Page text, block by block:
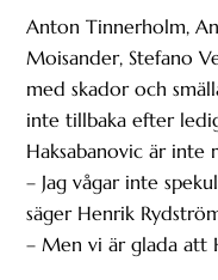
Anton Tinnerholm,
Moisander, Stefano
med skador och
inte tillbaka efter
Haksabanovic är inte
– Jag vågar inte
säger Henrik
– Men vi är glada att